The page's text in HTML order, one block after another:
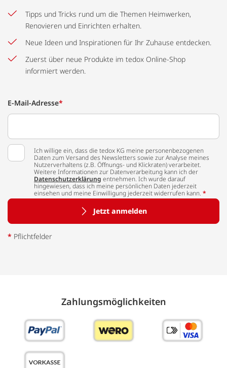
Tipps und Tricks rund um die Themen Heimwerken,
Renovieren und Einrichten erhalten.
Neue Ideen und Inspirationen für Ihr Zuhause entdecken.
Zuerst über neue Produkte im tedox Online-Shop
informiert werden.
E-Mail-Adresse*
Ich willige ein, dass die tedox KG meine personenbezogenen
Daten zum Versand des Newsletters sowie zur Analyse meines
Nutzerverhaltens (z.B. Öffnungs- und Klickraten) verarbeitet.
Weitere Informationen zur Datenverarbeitung kann ich der
Datenschutzerklärung entnehmen. Ich wurde darauf
hingewiesen, dass ich meine persönlichen Daten jederzeit
einsehen und meine Einwilligung jederzeit widerrufen kann. *
Jetzt anmelden
* Pflichtfelder
Zahlungs­möglich­keiten